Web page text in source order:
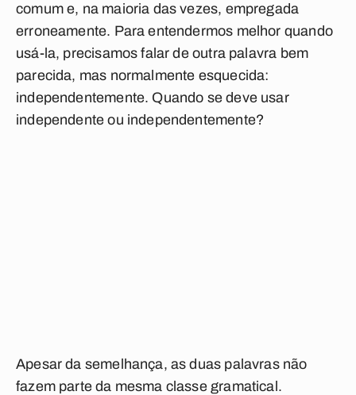
comum e, na maioria das vezes, empregada
erroneamente. Para entendermos melhor quando
usá-la, precisamos falar de outra palavra bem
parecida, mas normalmente esquecida:
independentemente. Quando se deve usar
independente ou independentemente?
Apesar da semelhança, as duas palavras não
fazem parte da mesma classe gramatical.